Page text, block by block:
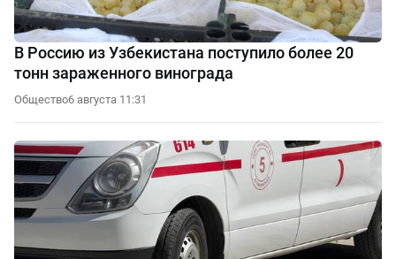
В Россию из Узбекистана поступило более 20
тонн зараженного винограда
Общество6 августа 11:31